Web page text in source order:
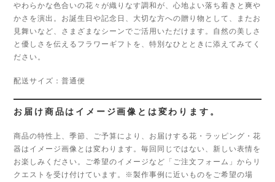
やわらかな色合いの花々が織りなす調和が、心地よい落ち着きと爽や
かさを演出。お誕生日や記念日、大切な方への贈り物として、またお
見舞いなど、さまざまなシーンでご活用いただけます。自然の美しさ
と優しさを伝えるフラワーギフトを、特別なひとときに添えてみてく
ださい。
配送サイズ：普通便
お届け商品はイメージ画像とは変わります。
商品の特性上、季節、ご予算により、お届けする花・ラッピング・花
器はイメージ画像とは変わります。毎回同じではない、新しい表情を
お楽しみください。ご希望のイメージなど「ご注文フォーム」からリ
クエストを受け付けています。※製作事例に近いものをご希望の場